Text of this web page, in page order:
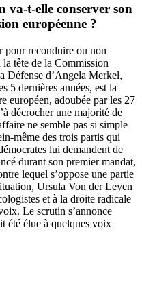
va-t-elle conserver son
européenne ?
pour reconduire ou non
tête de la Commission
Défense d’Angela Merkel,
5 dernières années, est la
européen, adoubée par les 27
décrocher une majorité de
ne semble pas si simple
même des trois partis qui
lui demandent de
durant son premier mandat,
lequel s’oppose une partie
Ursula Von der Leyen
et à la droite radicale
Le scrutin s’annonce
été élue à quelques voix